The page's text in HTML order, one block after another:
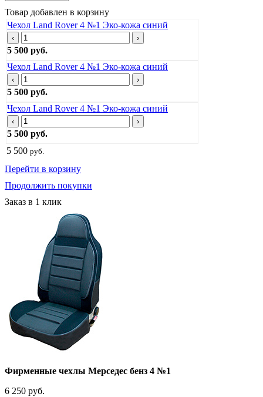
Товар добавлен в корзину
Чехол Land Rover 4 №1 Эко-кожа синий
‹ ›
5 500 руб.
Чехол Land Rover 4 №1 Эко-кожа синий
‹ ›
5 500 руб.
Чехол Land Rover 4 №1 Эко-кожа синий
‹ ›
5 500 руб.
5 500 руб.
Перейти в корзину
Продолжить покупки
Заказ в 1 клик
Фирменные чехлы Мерседес бенз 4 №1
6 250 руб.